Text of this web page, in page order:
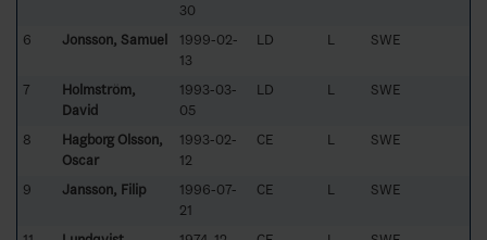
30
6 Jonsson, Samuel
1999-02-
13
LD L SWE
7
Holmström,
David
1993-03-
05
LD L SWE
8
Hagborg Olsson,
Oscar
1993-02-
12
CE L SWE
9 Jansson, Filip
1996-07-
21
CE L SWE